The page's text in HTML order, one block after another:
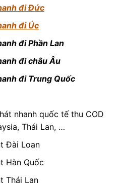
đi Đức
đi Úc
đi Phần Lan
đi châu Âu
đi Trung Quốc
nhanh quốc tế thu COD
Thái Lan, …
Đài Loan
Hàn Quốc
Thái Lan